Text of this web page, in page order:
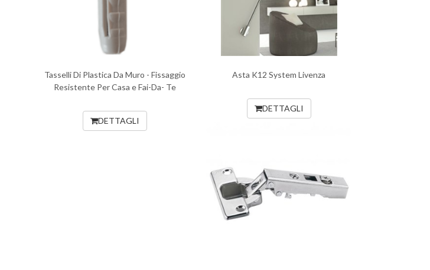
Tasselli Di Plastica Da Muro - Fissaggio
Resistente Per Casa e Fai-Da- Te
DETTAGLI
Asta K12 System Livenza
DETTAGLI